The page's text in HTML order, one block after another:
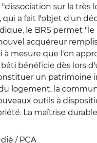
sur la très
qui a fait l'objet d'un
le BRS permet
acquéreur
à mesure que l'on
bénéficie dès lors
un patrimoine
logement, la
outils à
La maîtrise
/ PCA